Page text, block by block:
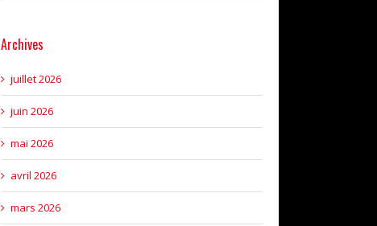
Archives
juillet 2026
juin 2026
mai 2026
avril 2026
mars 2026